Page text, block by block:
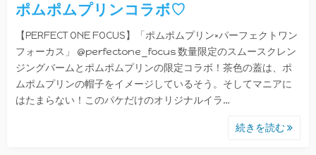
ポムポムプリンコラボ♡
【PERFECT ONE FOCUS】「ポムポムプリン×パーフェクトワン
フォーカス」 @perfectone_focus 数量限定のスムースクレン
ジングバームとポムポムプリンの限定コラボ！茶色の蓋は、ポ
ムポムプリンの帽子をイメージしているそう。そしてマニアに
はたまらない！このパケだけのオリジナルイラ…
続きを読む